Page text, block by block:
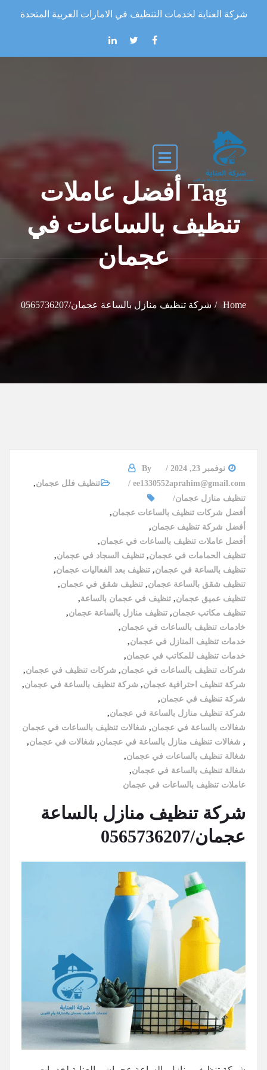
Skip to the content
شركة العناية لخدمات التنظيف في الامارات العربية المتحدة
Tag أفضل عاملات
تنظيف بالساعات في
عجمان
Home شركة تنظيف منازل بالساعة عجمان/0565736207
نوفمبر 23, 2024
By
ee1330552aprahim@gmail.com
تنظيف فلل عجمان,
تنظيف منازل عجمان
أفضل شركات تنظيف بالساعات عجمان,
أفضل شركة تنظيف عجمان,
أفضل عاملات تنظيف بالساعات في عجمان,
تنظيف الحمامات في عجمان, تنظيف السجاد في عجمان,
تنظيف بالساعة في عجمان, تنظيف بعد الفعاليات عجمان,
تنظيف شقق بالساعة عجمان, تنظيف شقق في عجمان,
تنظيف عميق عجمان, تنظيف في عجمان بالساعة,
تنظيف مكاتب عجمان, تنظيف منازل بالساعة عجمان,
خادمات تنظيف بالساعات في عجمان,
خدمات تنظيف المنازل في عجمان,
خدمات تنظيف للمكاتب في عجمان,
شركات تنظيف بالساعات في عجمان, شركات تنظيف في عجمان,
شركة تنظيف احترافية عجمان, شركة تنظيف بالساعة في عجمان,
شركة تنظيف في عجمان,
شركة تنظيف منازل بالساعة في عجمان,
شغالات بالساعة في عجمان, شغالات تنظيف بالساعات في عجمان
, شغالات تنظيف منازل بالساعة في عجمان, شغالات في عجمان,
شغالة تنظيف بالساعات في عجمان,
شغالة تنظيف بالساعة في عجمان,
عاملات تنظيف بالساعات في عجمان
شركة تنظيف منازل بالساعة
عجمان/0565736207